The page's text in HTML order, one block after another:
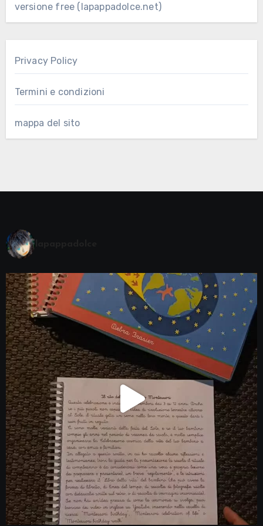
versione free (lapappadolce.net)
Privacy Policy
Termini e condizioni
mappa del sito